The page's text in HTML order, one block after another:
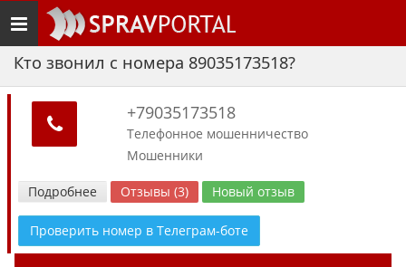
Toggle
navigation
Кто звонил с номера 89035173518?
+79035173518
Телефонное мошенничество
Мошенники
Подробнее Отзывы (3) Новый отзыв
Проверить номер в Телеграм-боте